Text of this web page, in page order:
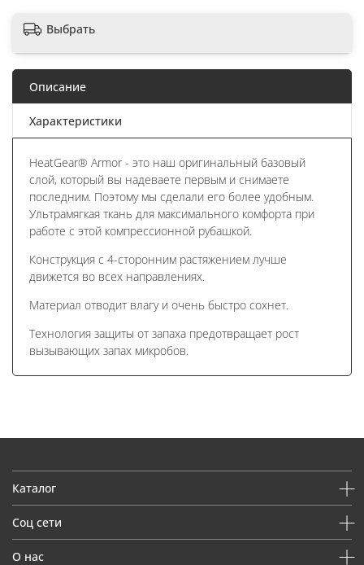
Выбрать
Описание
Характеристики
HeatGear® Armor - это наш оригинальный базовый
слой, который вы надеваете первым и снимаете
последним. Поэтому мы сделали его более удобным.
Ультрамягкая ткань для максимального комфорта при
работе с этой компрессионной рубашкой.
Конструкция с 4-сторонним растяжением лучше
движется во всех направлениях.
Материал отводит влагу и очень быстро сохнет.
Технология защиты от запаха предотвращает рост
вызывающих запах микробов.
Каталог
Соц сети
О нас